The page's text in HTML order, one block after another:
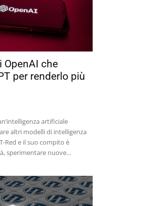
OpenAI che
per renderlo più
artificiale
altri modelli di intelligenza
Red e il suo compito è
sperimentare nuove...